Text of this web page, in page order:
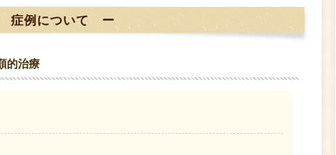
症例について ー
的治療